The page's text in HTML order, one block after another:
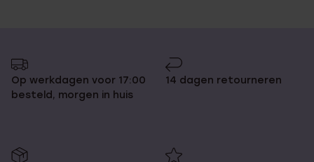
Op werkdagen voor 17:00
besteld, morgen in huis
14 dagen retourneren